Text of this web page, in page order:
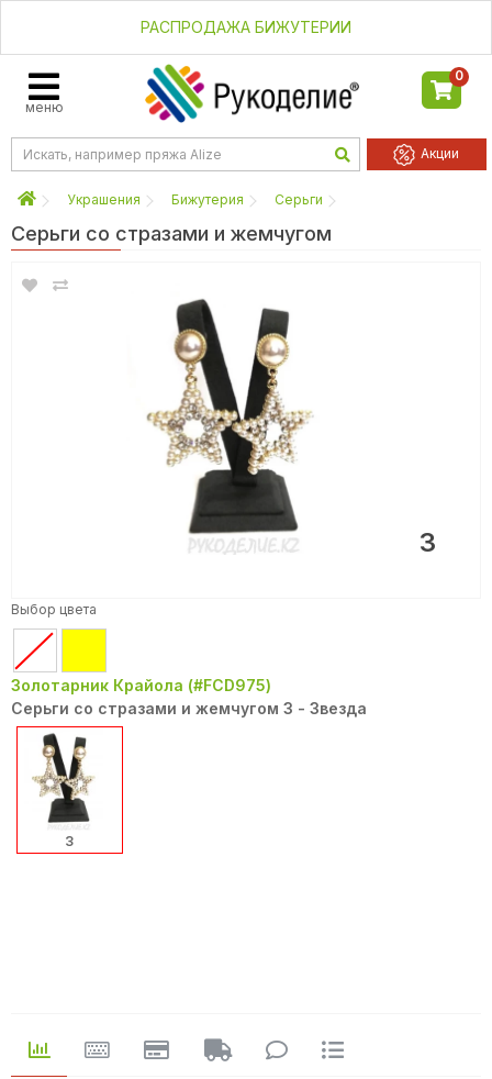
РАСПРОДАЖА БИЖУТЕРИИ
меню
0
Акции
Украшения Бижутерия Серьги
Серьги со стразами и жемчугом
3
Выбор цвета
Золотарник Крайола (#FCD975)
Серьги со стразами и жемчугом 3 - Звезда
3